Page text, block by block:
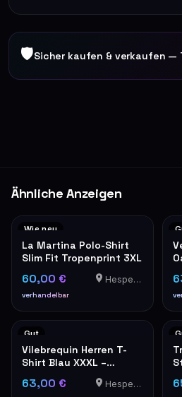
🛡Sicher kaufen & verkaufen —
Ähnliche Anzeigen
Wie neu
La Martina Polo-Shirt
Slim Fit Tropenprint 3XL
60,00 €
verhandelbar
Hesperange
Gut
Vilebrequin Herren T-
Shirt Blau XXXL –
63,00 € Hesperange